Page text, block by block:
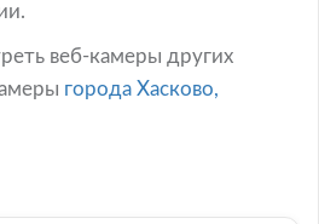
веб-камеры других
города Хасково,